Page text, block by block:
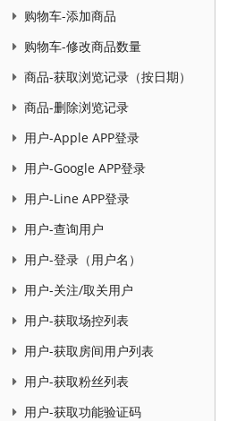
购物车-添加商品
购物车-修改商品数量
商品-获取浏览记录（按日期）
商品-删除浏览记录
用户-Apple APP登录
用户-Google APP登录
用户-Line APP登录
用户-查询用户
用户-登录（用户名）
用户-关注/取关用户
用户-获取场控列表
用户-获取房间用户列表
用户-获取粉丝列表
用户-获取功能验证码